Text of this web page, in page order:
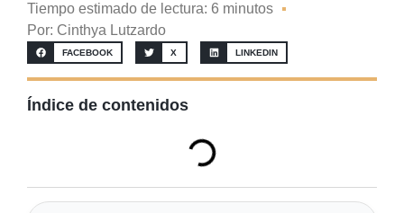
Tiempo estimado de lectura: 6 minutos
Por: Cinthya Lutzardo
FACEBOOK X LINKEDIN
Índice de contenidos